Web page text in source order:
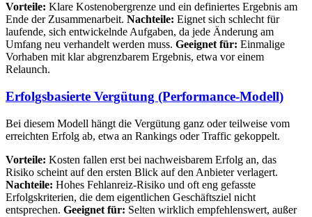
Vorteile: Klare Kostenobergrenze und ein definiertes Ergebnis am
Ende der Zusammenarbeit. Nachteile: Eignet sich schlecht für
laufende, sich entwickelnde Aufgaben, da jede Änderung am
Umfang neu verhandelt werden muss. Geeignet für: Einmalige
Vorhaben mit klar abgrenzbarem Ergebnis, etwa vor einem
Relaunch.
Erfolgsbasierte Vergütung (Performance-Modell)
Bei diesem Modell hängt die Vergütung ganz oder teilweise vom
erreichten Erfolg ab, etwa an Rankings oder Traffic gekoppelt.
Vorteile: Kosten fallen erst bei nachweisbarem Erfolg an, das
Risiko scheint auf den ersten Blick auf den Anbieter verlagert.
Nachteile: Hohes Fehlanreiz-Risiko und oft eng gefasste
Erfolgskriterien, die dem eigentlichen Geschäftsziel nicht
entsprechen. Geeignet für: Selten wirklich empfehlenswert, außer